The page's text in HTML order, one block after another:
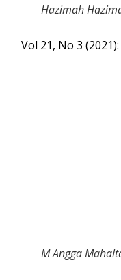
Hazimah
Vol 21, No 3
M Angga